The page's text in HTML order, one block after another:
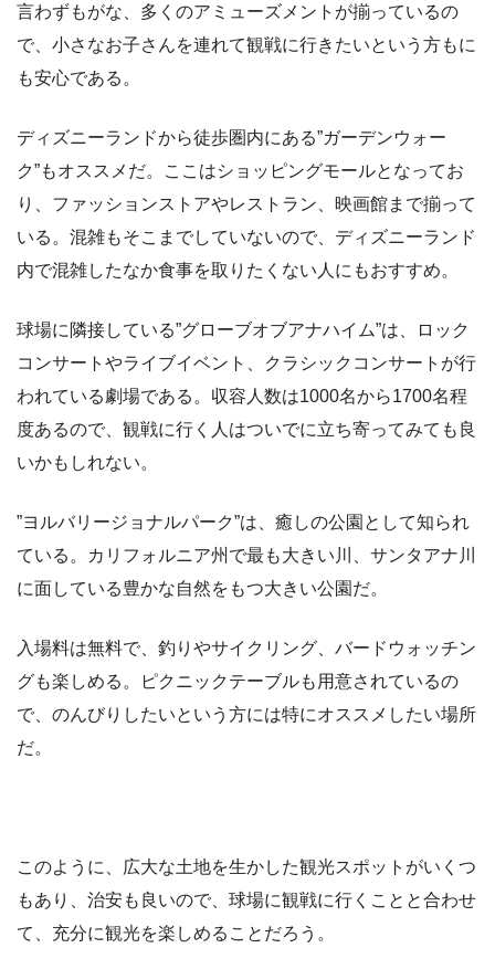
言わずもがな、多くのアミューズメントが揃っているの
で、小さなお子さんを連れて観戦に行きたいという方もに
も安心である。
ディズニーランドから徒歩圏内にある”ガーデンウォー
ク”もオススメだ。ここはショッピングモールとなってお
り、ファッションストアやレストラン、映画館まで揃って
いる。混雑もそこまでしていないので、ディズニーランド
内で混雑したなか食事を取りたくない人にもおすすめ。
球場に隣接している”グローブオブアナハイム”は、ロック
コンサートやライブイベント、クラシックコンサートが行
われている劇場である。収容人数は1000名から1700名程
度あるので、観戦に行く人はついでに立ち寄ってみても良
いかもしれない。
”ヨルバリージョナルパーク”は、癒しの公園として知られ
ている。カリフォルニア州で最も大きい川、サンタアナ川
に面している豊かな自然をもつ大きい公園だ。
入場料は無料で、釣りやサイクリング、バードウォッチン
グも楽しめる。ピクニックテーブルも用意されているの
で、のんびりしたいという方には特にオススメしたい場所
だ。
このように、広大な土地を生かした観光スポットがいくつ
もあり、治安も良いので、球場に観戦に行くことと合わせ
て、充分に観光を楽しめることだろう。